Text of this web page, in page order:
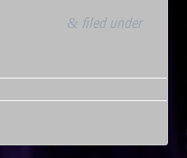
& filed under